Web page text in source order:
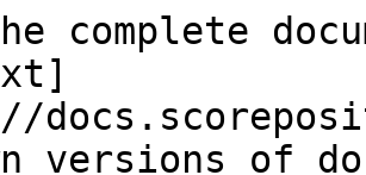
complete
versions of